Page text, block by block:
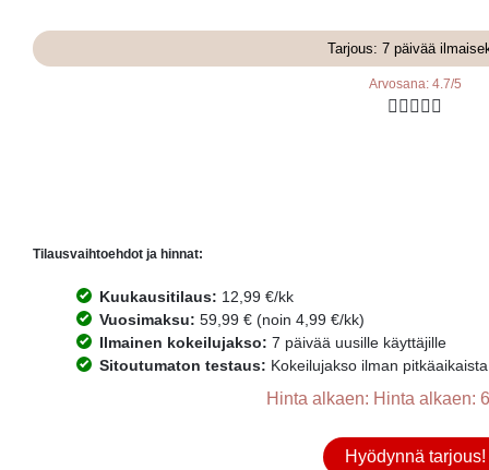
Tarjous: 7 päivää
Arvosana: 4.7/5
    
Tilausvaihtoehdot ja hinnat:
Kuukausitilaus: 12,99 €/kk
Vuosimaksu: 59,99 € (noin 4,99 €/kk)
Ilmainen kokeilujakso: 7 päivää uusille käyttäjille
Sitoutumaton testaus: Kokeilujakso ilman
Hinta alkaen: Hinta alkaen:
Hyödynnä tarjous!